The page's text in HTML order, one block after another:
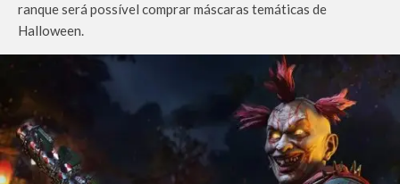
ranque será possível comprar máscaras temáticas de
Halloween.